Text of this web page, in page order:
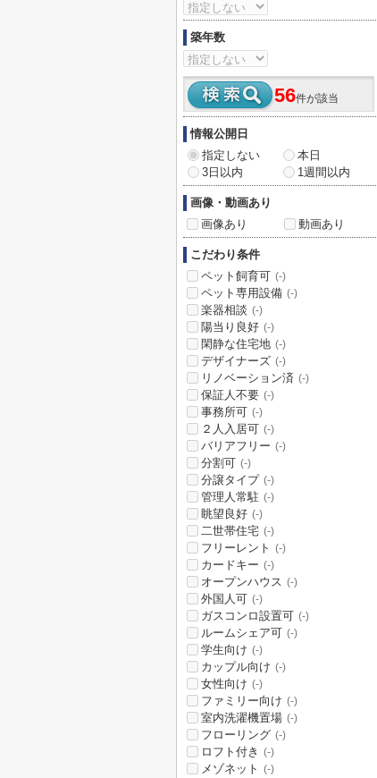
築年数
56件が該当
情報公開日
指定しない
本日
3日以内
1週間以内
画像・動画あり
画像あり
動画あり
こだわり条件
ペット飼育可 (-)
ペット専用設備 (-)
楽器相談 (-)
陽当り良好 (-)
閑静な住宅地 (-)
デザイナーズ (-)
リノベーション済 (-)
保証人不要 (-)
事務所可 (-)
２人入居可 (-)
バリアフリー (-)
分割可 (-)
分譲タイプ (-)
管理人常駐 (-)
眺望良好 (-)
二世帯住宅 (-)
フリーレント (-)
カードキー (-)
オープンハウス (-)
外国人可 (-)
ガスコンロ設置可 (-)
ルームシェア可 (-)
学生向け (-)
カップル向け (-)
女性向け (-)
ファミリー向け (-)
室内洗濯機置場 (-)
フローリング (-)
ロフト付き (-)
メゾネット (-)